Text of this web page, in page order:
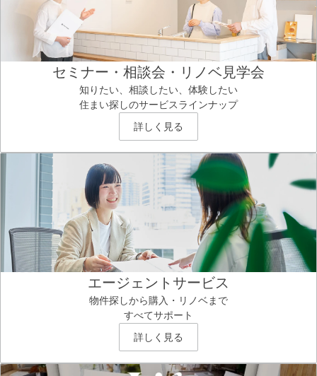
セミナー・相談会・リノベ見学会
知りたい、相談したい、体験したい
住まい探しのサービスラインナップ
詳しく見る
エージェントサービス
物件探しから購入・リノベまで
すべてサポート
詳しく見る